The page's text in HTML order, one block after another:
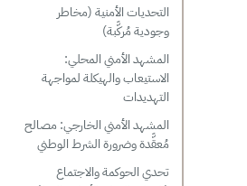
التحديات الأمنية (مخاطر
وجودية مُركَّبة)
المشهد الأمني المحلي:
الاستيعاب والهيكلة لمواجهة
التهديدات
المشهد الأمني الخارجي: مصالح
مُعقَّدة وضرورة الشرط الوطني
تحدي الحوكمة والاجتماع